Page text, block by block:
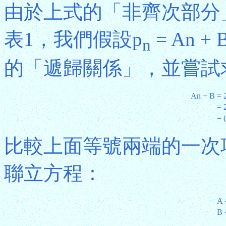
由於上式的「非齊次部
表1，我們假設pn= An +
的「遞歸關係」，並嘗
An + B =
=
=
比較上面等號兩端的一
聯立方程：
A
B